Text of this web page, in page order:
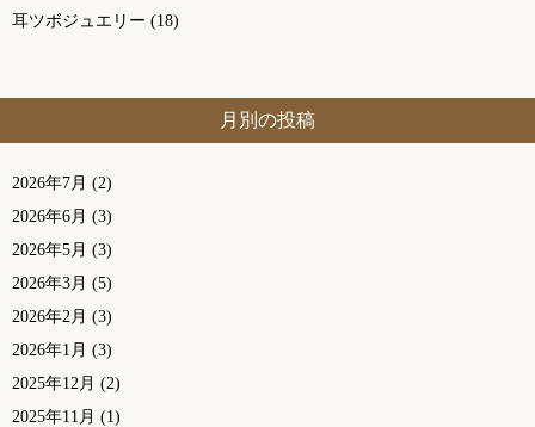
耳ツボジュエリー (18)
月別の投稿
2026年7月 (2)
2026年6月 (3)
2026年5月 (3)
2026年3月 (5)
2026年2月 (3)
2026年1月 (3)
2025年12月 (2)
2025年11月 (1)